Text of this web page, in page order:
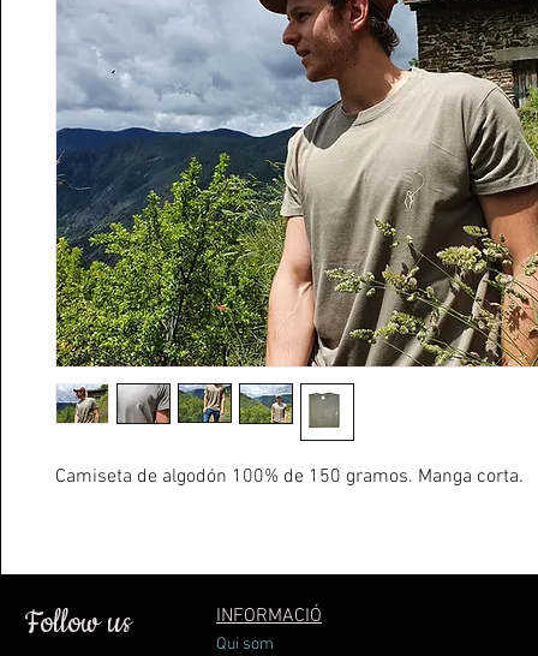
Camiseta de algodón 100% de 150 gramos. Manga corta.
Follow us INFORMACIÓ
Qui som